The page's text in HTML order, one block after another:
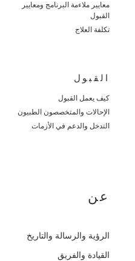
معايير ملاءمة البرنامج ومعايير
القبول
تكلفة العلاج
القبول
كيف يعمل القبول
الإحالات والمتخصصون الطبيون
التدخل والدعم في الأزمات
عن
الرؤية والرسالة والتاريخ
القيادة والفريق